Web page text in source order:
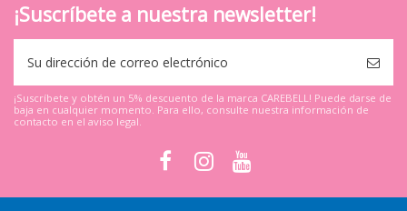
¡Suscríbete a nuestra newsletter!
¡Suscríbete y obtén un 5% descuento de la marca CAREBELL! Puede darse de
baja en cualquier momento. Para ello, consulte nuestra información de
contacto en el aviso legal.